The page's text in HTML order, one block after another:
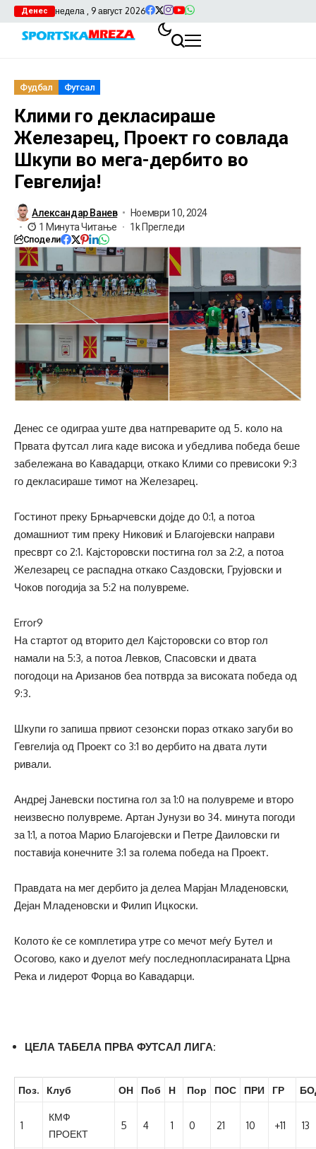
Денес недела , 9 август 2026
Фудбал Футсал
Клими го декласираше
Железарец, Проект го совлада
Шкупи во мега-дербито во
Гевгелија!
Александар Ванев
Ноември 10, 2024
1 Минута Читање
1k Прегледи
Сподели
Денес се одиграа уште два натпреварите од 5. коло на
Првата футсал лига каде висока и убедлива победа беше
забележана во Кавадарци, откако Клими со превисоки 9:3
го декласираше тимот на Железарец.
Гостинот преку Брњарчевски дојде до 0:1, а потоа
домашниот тим преку Никовиќ и Благојевски направи
пресврт со 2:1. Кајсторовски постигна гол за 2:2, а потоа
Железарец се распадна откако Саздовски, Грујовски и
Чоков погодија за 5:2 на полувреме.
Error9
На стартот од вторито дел Кајсторовски со втор гол
намали на 5:3, а потоа Левков, Спасовски и двата
погодоци на Аризанов беа потврда за високата победа од
9:3.
Шкупи го запиша првиот сезонски пораз откако загуби во
Гевгелија од Проект со 3:1 во дербито на двата лути
ривали.
Андреј Јаневски постигна гол за 1:0 на полувреме и второ
неизвесно полувреме. Артан Јунузи во 34. минута погоди
за 1:1, а потоа Марио Благојевски и Петре Даиловски ги
поставија конечните 3:1 за голема победа на Проект.
Правдата на мег дербито ја делеа Марјан Младеновски,
Дејан Младеновски и Филип Ицкоски.
Колото ќе се комплетира утре со мечот меѓу Бутел и
Осогово, како и дуелот меѓу последнопласираната Црна
Река и лидерот Форца во Кавадарци.
ЦЕЛА ТАБЕЛА ПРВА ФУТСАЛ ЛИГА:
Поз. Клуб ОН Поб Н Пор ПОС ПРИ ГР
1
КМФ
ПРОЕКТ
5 4 1 0 21 10 +11 13